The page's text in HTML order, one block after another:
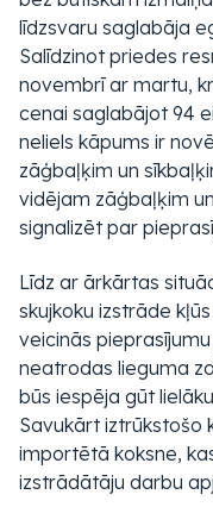
līdzsvaru saglabāja
Salīdzinot priedes
novembrī ar martu,
cenai saglabājot 94
neliels kāpums ir
zāģbaļķim un
vidējam zāģbaļķim
signalizēt par
Līdz ar ārkārtas
skujkoku izstrāde
veicinās
neatrodas lieguma
būs iespēja gūt
Savukārt iztrūkstošo
importētā koksne,
izstrādātāju darbu